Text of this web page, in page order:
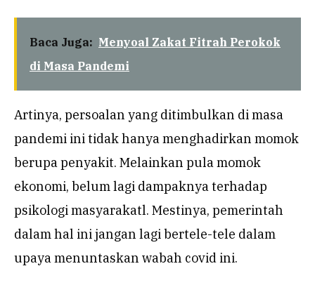
Baca Juga: Menyoal Zakat Fitrah Perokok
di Masa Pandemi
Artinya, persoalan yang ditimbulkan di masa
pandemi ini tidak hanya menghadirkan momok
berupa penyakit. Melainkan pula momok
ekonomi, belum lagi dampaknya terhadap
psikologi masyarakatl. Mestinya, pemerintah
dalam hal ini jangan lagi bertele-tele dalam
upaya menuntaskan wabah covid ini.